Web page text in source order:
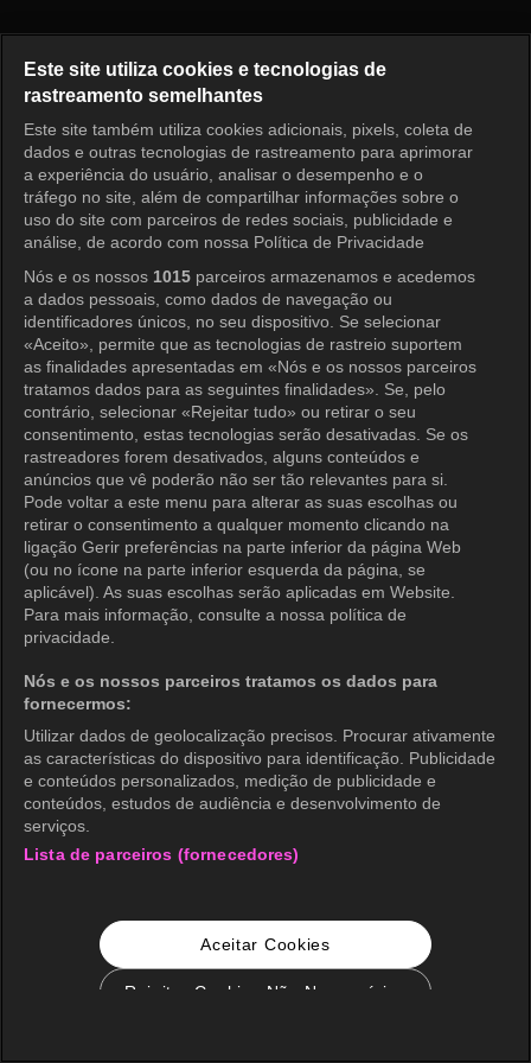
Entrar
Este site utiliza cookies e tecnologias de
rastreamento semelhantes
Este site também utiliza cookies adicionais, pixels, coleta de
dados e outras tecnologias de rastreamento para aprimorar
a experiência do usuário, analisar o desempenho e o
tráfego no site, além de compartilhar informações sobre o
uso do site com parceiros de redes sociais, publicidade e
análise, de acordo com nossa Política de Privacidade
Nós e os nossos 1015 parceiros armazenamos e acedemos
a dados pessoais, como dados de navegação ou
identificadores únicos, no seu dispositivo. Se selecionar
«Aceito», permite que as tecnologias de rastreio suportem
as finalidades apresentadas em «Nós e os nossos parceiros
tratamos dados para as seguintes finalidades». Se, pelo
contrário, selecionar «Rejeitar tudo» ou retirar o seu
consentimento, estas tecnologias serão desativadas. Se os
rastreadores forem desativados, alguns conteúdos e
anúncios que vê poderão não ser tão relevantes para si.
Pode voltar a este menu para alterar as suas escolhas ou
retirar o consentimento a qualquer momento clicando na
ligação Gerir preferências na parte inferior da página Web
(ou no ícone na parte inferior esquerda da página, se
aplicável). As suas escolhas serão aplicadas em Website.
Para mais informação, consulte a nossa política de
privacidade.
Nós e os nossos parceiros tratamos os dados para
fornecermos:
Utilizar dados de geolocalização precisos. Procurar ativamente
as características do dispositivo para identificação. Publicidade
e conteúdos personalizados, medição de publicidade e
conteúdos, estudos de audiência e desenvolvimento de
serviços.
Lista de parceiros (fornecedores)
Aceitar Cookies
Rejeitar Cookies Não Necessários